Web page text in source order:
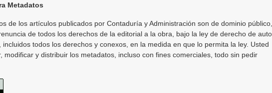
Metadatos
de los artículos publicados por Contaduría y Administración son de dominio público,
de todos los derechos de la editorial a la obra, bajo la ley de derecho de
incluidos todos los derechos y conexos, en la medida en que lo permita la ley. Usted
modificar y distribuir los metadatos, incluso con fines comerciales, todo sin pedir